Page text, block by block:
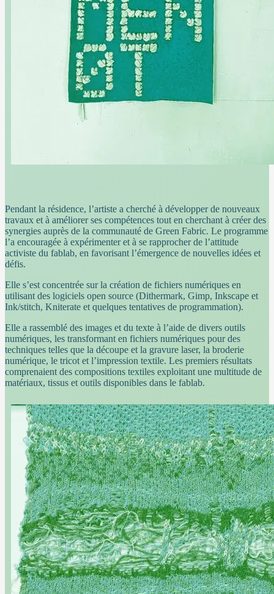
Pendant la résidence, l’artiste a cherché à développer de nouveaux
travaux et à améliorer ses compétences tout en cherchant à créer des
synergies auprès de la communauté de Green Fabric. Le programme
l’a encouragée à expérimenter et à se rapprocher de l’attitude
activiste du fablab, en favorisant l’émergence de nouvelles idées et
défis.
Elle s’est concentrée sur la création de fichiers numériques en
utilisant des logiciels open source (Dithermark, Gimp, Inkscape et
Ink/stitch, Kniterate et quelques tentatives de programmation).
Elle a rassemblé des images et du texte à l’aide de divers outils
numériques, les transformant en fichiers numériques pour des
techniques telles que la découpe et la gravure laser, la broderie
numérique, le tricot et l’impression textile. Les premiers résultats
comprenaient des compositions textiles exploitant une multitude de
matériaux, tissus et outils disponibles dans le fablab.